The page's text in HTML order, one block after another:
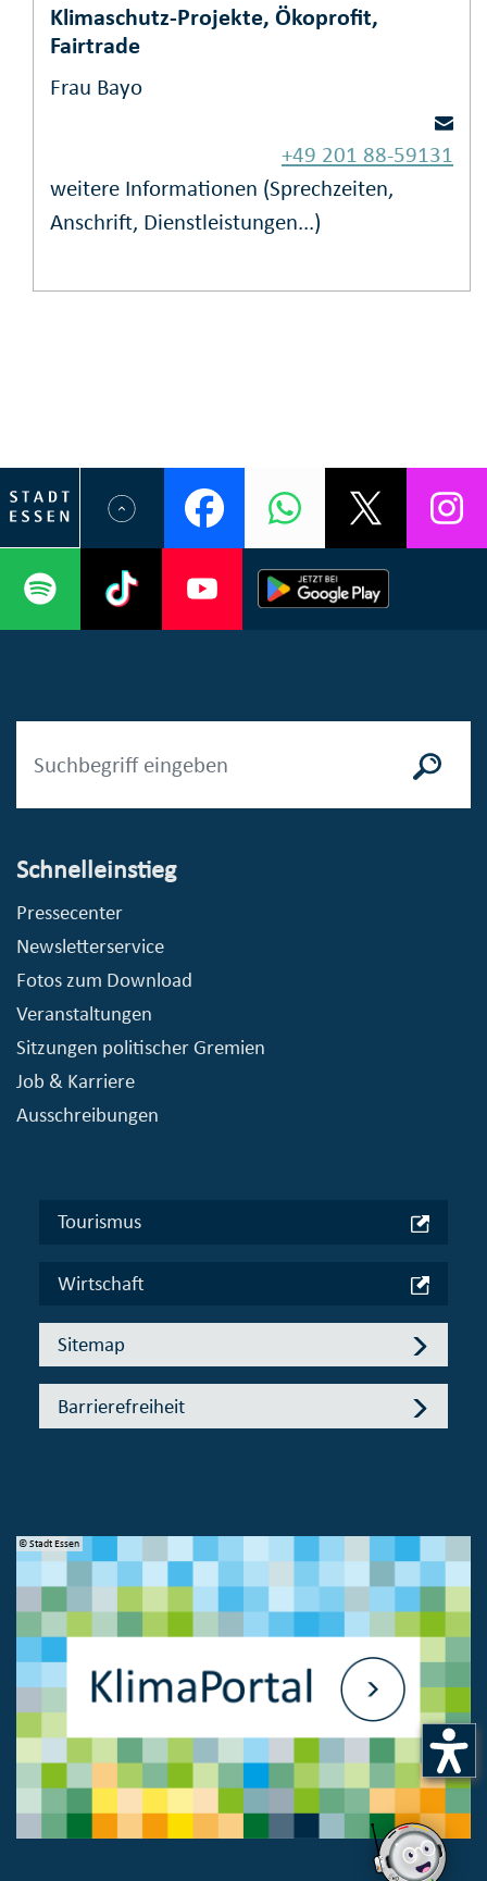
Klimaschutz-Projekte, Ökoprofit,
Fairtrade
Frau Bayo
+49 201 88-59131
weitere Informationen (Sprechzeiten,
Anschrift, Dienstleistungen...)
Schnelleinstieg
Pressecenter
Newsletterservice
Fotos zum Download
Veranstaltungen
Sitzungen politischer Gremien
Job & Karriere
Ausschreibungen
Tourismus
Wirtschaft
Sitemap
Barrierefreiheit
© Stadt Essen